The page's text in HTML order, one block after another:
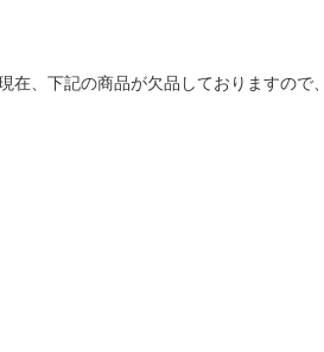
現在、下記の商品が欠品しておりま